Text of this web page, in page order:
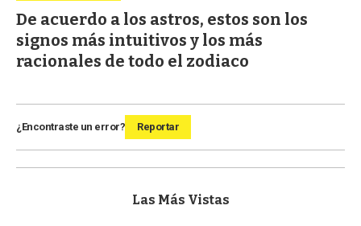
De acuerdo a los astros, estos son los
signos más intuitivos y los más
racionales de todo el zodiaco
¿Encontraste un error? Reportar
Las Más Vistas